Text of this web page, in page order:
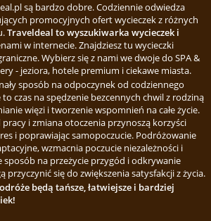
są bardzo dobre. Codziennie odwiedza
promocyjnych ofert wycieczek z różnych
Traveldeal to wyszukiwarka wycieczek i
w internecie. Znajdziesz tu wycieczki
Wybierz się z nami we dwoje do SPA &
- jeziora, hotele premium i ciekawe miasta.
sposób na odpoczynek od codziennego
to czas na spędzenie bezcennych chwil z rodziną
więzi i tworzenie wspomnień na całe życie.
i zmiana otoczenia przynoszą korzyści
i poprawiając samopoczucie. Podróżowanie
wzmacnia poczucie niezależności i
sposób na przeżycie przygód i odkrywanie
przyczynić się do zwiększenia satysfakcji z życia.
będą tańsze, łatwiejsze i bardziej